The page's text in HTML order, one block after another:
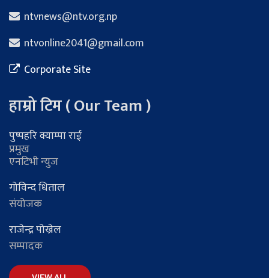
ntvnews@ntv.org.np
ntvonline2041@gmail.com
Corporate Site
हाम्रो टिम ( Our Team )
पुष्पहरि क्याम्पा राई
प्रमुख
एनटिभी न्युज
गोविन्द धिताल
संयोजक
राजेन्द्र पोख्रेल
सम्पादक